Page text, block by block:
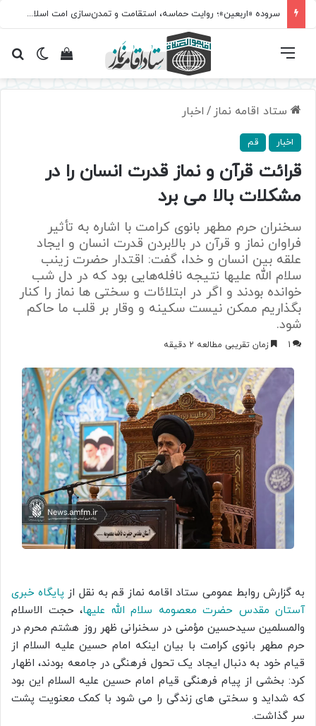
سروده‌ «اربعین»؛ روایت حماسه، استقامت و تمدن‌سازی امت اسلامی
تغییرمشاهده فهرست
ستاد اقامه نماز / اخبار
اخبار قم
قرائت قرآن و نماز قدرت انسان را در
مشکلات بالا می برد
سخنران حرم مطهر بانوی کرامت با اشاره به تأثیر
فراوان نماز و قرآن در بالابردن قدرت انسان و ایجاد
علقه بین انسان و خدا، گفت: اقتدار حضرت زینب
سلام الله علیها نتیجه نافله‌هایی بود که در دل شب
خوانده بودند و اگر در ابتلائات و سختی ها نماز را کنار
بگذاریم ممکن نیست سکینه و وقار بر قلب ما حاکم
شود.
1 زمان تقریبی مطالعه 2 دقیقه
به گزارش روابط عمومی ستاد اقامه نماز قم به نقل از پایگاه خبری
آستان مقدس حضرت معصومه سلام الله علیها، حجت الاسلام
والمسلمین سیدحسین مؤمنی در سخنرانی ظهر روز هشتم محرم در
حرم مطهر بانوی کرامت با بیان اینکه امام حسین علیه السلام از
قیام خود به دنبال ایجاد یک تحول فرهنگی در جامعه بودند، اظهار
کرد: بخشی از پیام فرهنگی قیام امام حسین علیه السلام این بود
که شداید و سختی های زندگی را می شود با کمک معنویت پشت
سر گذاشت.